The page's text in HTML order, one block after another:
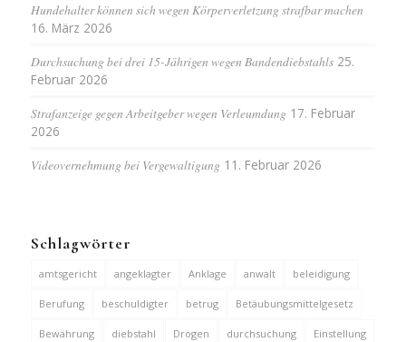
Hundehalter können sich wegen Körperverletzung strafbar machen
16. März 2026
Durchsuchung bei drei 15-Jährigen wegen Bandendiebstahls 25.
Februar 2026
Strafanzeige gegen Arbeitgeber wegen Verleumdung 17. Februar
2026
Videovernehmung bei Vergewaltigung 11. Februar 2026
Schlagwörter
amtsgericht angeklagter Anklage anwalt beleidigung
Berufung beschuldigter betrug Betäubungsmittelgesetz
Bewährung diebstahl Drogen durchsuchung Einstellung